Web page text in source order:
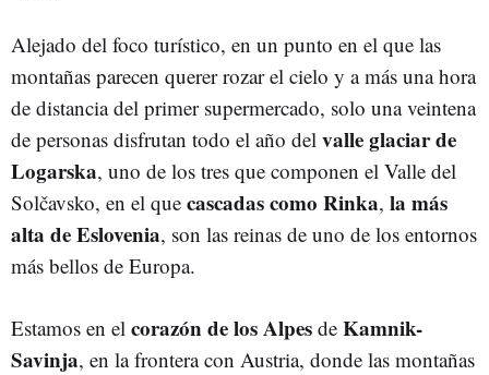
Alejado del foco turístico, en un punto en el que las
montañas parecen querer rozar el cielo y a más una hora
de distancia del primer supermercado, solo una veintena
de personas disfrutan todo el año del valleglaciarde
Logarska, uno de los tres que componen el Valle del
Solčavsko, en el que cascadascomo Rinka, la más
alta deEslovenia, son las reinas de uno de los entornos
más bellos de Europa.
Estamos en el corazónde los Alpes de Kamnik-
Savinja, en la frontera con Austria, donde las montañas